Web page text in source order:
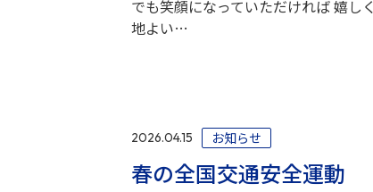
でも笑顔になっていただければ 嬉
地よい…
2026.04.15 お知らせ
春の全国交通安全運動